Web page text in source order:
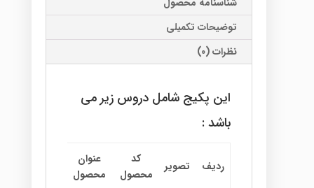
شناسنامه محصول
توضیحات تکمیلی
نظرات (0)
این پکیج شامل دروس زیر می
باشد :
ردیف تصویر
کد
محصول
عنوان
محصول